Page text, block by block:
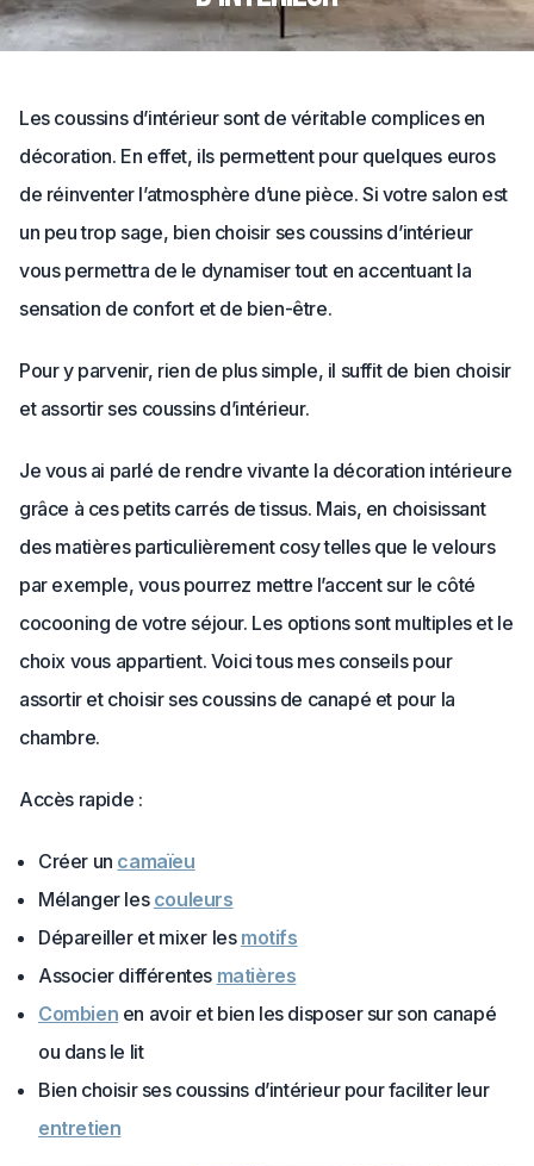
Les coussins d’intérieur sont de véritable complices en
décoration. En effet, ils permettent pour quelques euros
de réinventer l’atmosphère d’une pièce. Si votre salon est
un peu trop sage, bien choisir ses coussins d’intérieur
vous permettra de le dynamiser tout en accentuant la
sensation de confort et de bien-être.
Pour y parvenir, rien de plus simple, il suffit de bien choisir
et assortir ses coussins d’intérieur.
Je vous ai parlé de rendre vivante la décoration intérieure
grâce à ces petits carrés de tissus. Mais, en choisissant
des matières particulièrement cosy telles que le velours
par exemple, vous pourrez mettre l’accent sur le côté
cocooning de votre séjour. Les options sont multiples et le
choix vous appartient. Voici tous mes conseils pour
assortir et choisir ses coussins de canapé et pour la
chambre.
Accès rapide :
Créer un camaïeu
Mélanger les couleurs
Dépareiller et mixer les motifs
Associer différentes matières
Combien en avoir et bien les disposer sur son canapé
ou dans le lit
Bien choisir ses coussins d’intérieur pour faciliter leur
entretien